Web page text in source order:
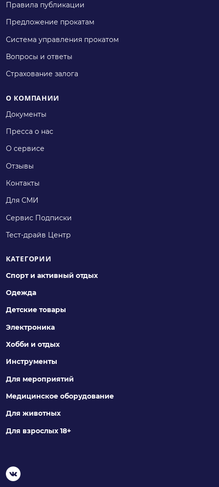
Правила публикации
Предложение прокатам
Система управления прокатом
Вопросы и ответы
Страхование залога
О КОМПАНИИ
Документы
Пресса о нас
О сервисе
Отзывы
Контакты
Для СМИ
Сервис Подписки
Тест-драйв Центр
КАТЕГОРИИ
Спорт и активный отдых
Одежда
Детские товары
Электроника
Хобби и отдых
Инструменты
Для мероприятий
Медицинское оборудование
Для животных
Для взрослых 18+